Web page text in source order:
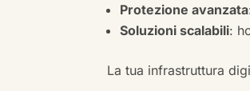
Protezione avanzata
Soluzioni scalabili:
La tua infrastruttura